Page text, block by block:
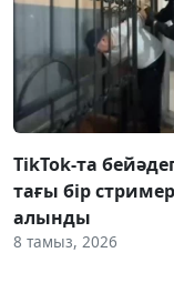
TikTok-та
тағы бір
алынды
8 тамыз, 2026